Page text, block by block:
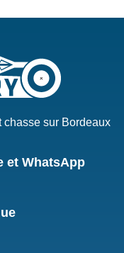
chasse sur Bordeaux
et WhatsApp